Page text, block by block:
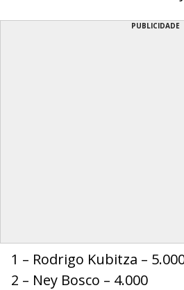
PUBLICIDADE
1 – Rodrigo Kubitza –
2 – Ney Bosco – 4.000